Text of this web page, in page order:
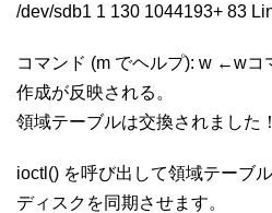
/dev/sdb1 1 130 1044193+ 83
コマンド (m でヘルプ): w ←wコ
作成が反映される。
領域テーブルは交換されました！
ioctl() を呼び出して領域テーブ
ディスクを同期させます。